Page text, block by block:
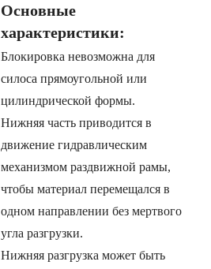
Основные
характеристики:
Блокировка невозможна для
силоса прямоугольной или
цилиндрической формы.
Нижняя часть приводится в
движение гидравлическим
механизмом раздвижной рамы,
чтобы материал перемещался в
одном направлении без мертвого
угла разгрузки.
Нижняя разгрузка может быть